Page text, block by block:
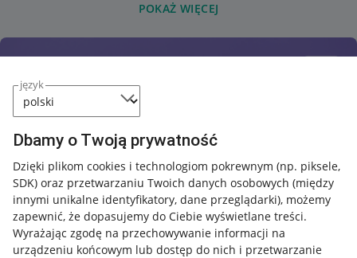
język
Dbamy o Twoją prywatność
Dzięki plikom cookies i technologiom pokrewnym (np. piksele,
SDK) oraz przetwarzaniu Twoich danych osobowych (między
innymi unikalne identyfikatory, dane przeglądarki), możemy
zapewnić, że dopasujemy do Ciebie wyświetlane treści.
Wyrażając zgodę na przechowywanie informacji na
urządzeniu końcowym lub dostęp do nich i przetwarzanie
POKAŻ WIĘCEJ